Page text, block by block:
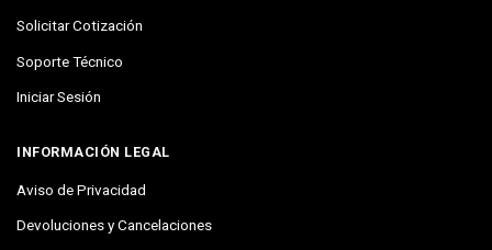
Solicitar Cotización
Soporte Técnico
Iniciar Sesión
INFORMACIÓN LEGAL
Aviso de Privacidad
Devoluciones y Cancelaciones